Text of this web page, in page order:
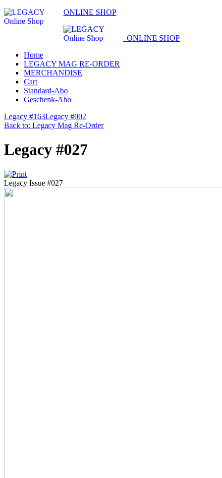
ONLINE SHOP
ONLINE SHOP
Home
LEGACY MAG RE-ORDER
MERCHANDISE
Cart
Standard-Abo
Geschenk-Abo
Legacy #163Legacy #002
Back to: Legacy Mag Re-Order
Legacy #027
Legacy Issue #027